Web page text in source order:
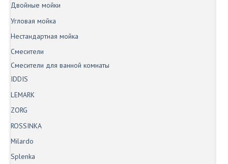
Двойные мойки
Угловая мойка
Нестандартная мойка
Смесители
Смесители для ванной комнаты
IDDIS
LEMARK
ZORG
ROSSINKA
Milardo
Splenka